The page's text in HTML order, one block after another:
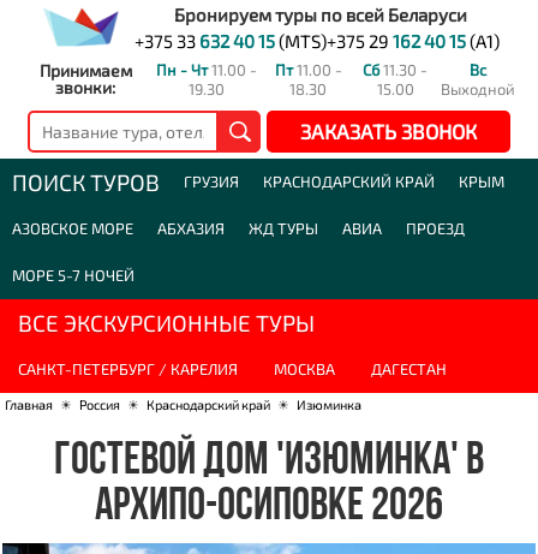
Бронируем туры по всей Беларуси
+375 33 632 40 15(MTS)+375 29 162 40 15(A1)
Принимаем
звонки:
Пн - Чт11.00 -
19.30
Пт11.00 -
18.30
Сб11.30 -
15.00
Вс
Выходной
ЗАКАЗАТЬ ЗВОНОК
ПОИСК ТУРОВ ГРУЗИЯ КРАСНОДАРСКИЙ КРАЙ КРЫМ
АЗОВСКОЕ МОРЕ АБХАЗИЯ ЖД ТУРЫ АВИА ПРОЕЗД
МОРЕ 5-7 НОЧЕЙ
ВСЕ ЭКСКУРСИОННЫЕ ТУРЫ
САНКТ-ПЕТЕРБУРГ / КАРЕЛИЯ МОСКВА ДАГЕСТАН
Главная ☀ Россия ☀ Краснодарский край ☀ Изюминка
ГОСТЕВОЙ ДОМ 'ИЗЮМИНКА' В
АРХИПО-ОСИПОВКЕ 2026